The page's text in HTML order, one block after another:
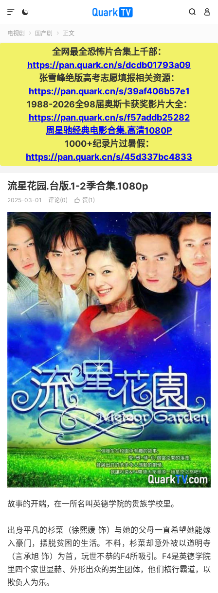
  

电视剧  国产剧  正文
全网最全恐怖片合集上千部：
https://pan.quark.cn/s/dcdb01793a09
张雪峰绝版高考志愿填报相关资源：
https://pan.quark.cn/s/39af406b57e1
1988-2026全98届奥斯卡获奖影片大全：
https://pan.quark.cn/s/f57addb25282
周星驰经典电影合集.高清1080P
1000+纪录片过暑假：
https://pan.quark.cn/s/45d337bc4833
流星花园.台版.1-2季合集.1080p
2025-03-01 评论(0)  赞(1 )
故事的开端，在一所名叫英德学院的贵族学校里。
出身平凡的杉菜（徐熙媛 饰）与她的父母一直希望她能嫁
入豪门，摆脱贫困的生活。不料，杉菜却意外被以道明寺
（言承旭 饰）为首，玩世不恭的F4所吸引。F4是英德学院
里四个家世显赫、外形出众的男生团体，他们横行霸道，以
欺负人为乐。